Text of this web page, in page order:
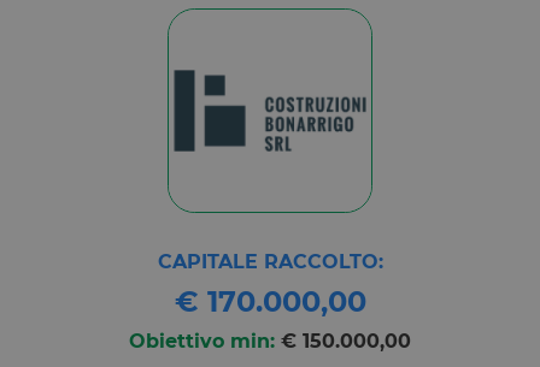
CAPITALE RACCOLTO:
€ 170.000,00
Obiettivo min: € 150.000,00